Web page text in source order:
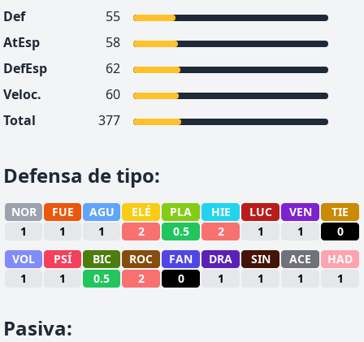
Def
55
AtEsp
58
DefEsp
62
Veloc.
60
Total
377
Defensa de tipo:
NOR FUE AGU ELÉ PLA HIE LUC VEN
TIE
1
1 1 2 0.5 2 1 1
0
VOL
PSÍ BIC ROC FAN DRA SIN ACE
HAD
1
1 0.5 2 0 1 1 1 1
Pasiva: